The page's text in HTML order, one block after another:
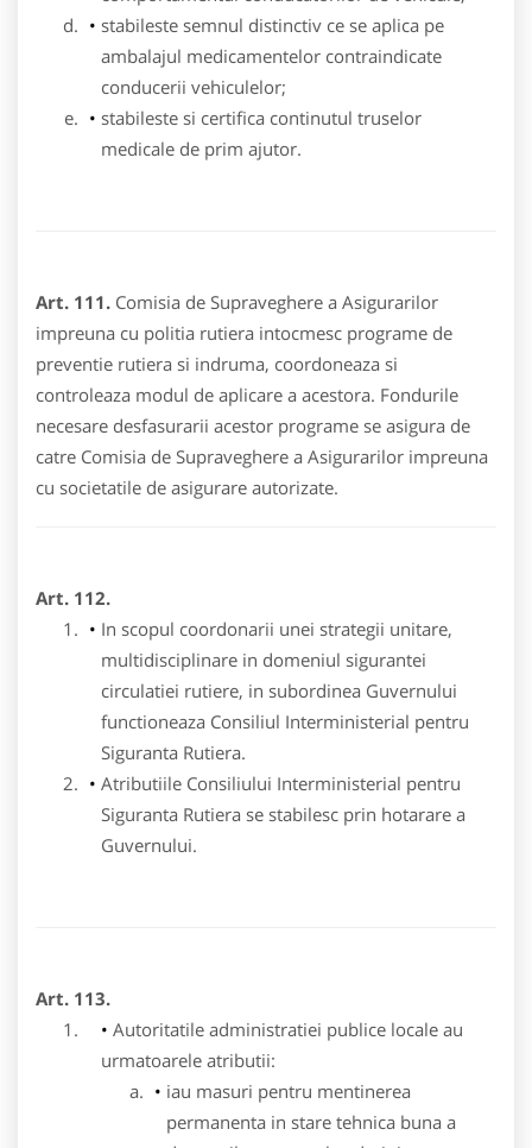
stabileste semnul distinctiv ce se aplica pe
ambalajul medicamentelor contraindicate
conducerii vehiculelor;
stabileste si certifica continutul truselor
medicale de prim ajutor.
Art. 111. Comisia de Supraveghere a Asigurarilor
impreuna cu politia rutiera intocmesc programe de
preventie rutiera si indruma, coordoneaza si
controleaza modul de aplicare a acestora. Fondurile
necesare desfasurarii acestor programe se asigura de
catre Comisia de Supraveghere a Asigurarilor impreuna
cu societatile de asigurare autorizate.
Art. 112.
In scopul coordonarii unei strategii unitare,
multidisciplinare in domeniul sigurantei
circulatiei rutiere, in subordinea Guvernului
functioneaza Consiliul Interministerial pentru
Siguranta Rutiera.
Atributiile Consiliului Interministerial pentru
Siguranta Rutiera se stabilesc prin hotarare a
Guvernului.
Art. 113.
Autoritatile administratiei publice locale au
urmatoarele atributii:
iau masuri pentru mentinerea
permanenta in stare tehnica buna a